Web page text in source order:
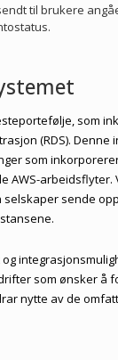
til brukere
som
(RDS).
som
arbeidsflyter.
sende
som ønsker å
nytte av de